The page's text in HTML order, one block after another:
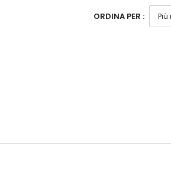
ORDINA PER :